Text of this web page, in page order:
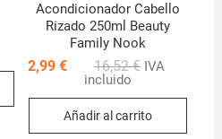
Acondicionador Cabello
Rizado 250ml Beauty
Family Nook
16,52€ El
16,52 €.
2,99€
El
2,99 €.
IVA
incluido
Añadir al carrito